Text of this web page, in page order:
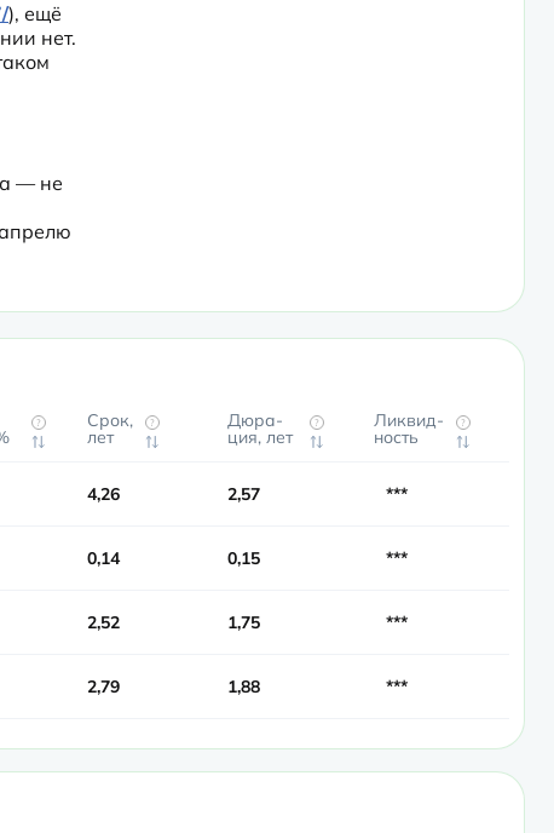
), ещё
нет.
— не
? Срок,
лет
? Дюра­
ция, лет
? Ликвид­
ность
?
4,26 2,57 ***
0,14 0,15 ***
2,52 1,75 ***
2,79 1,88 ***